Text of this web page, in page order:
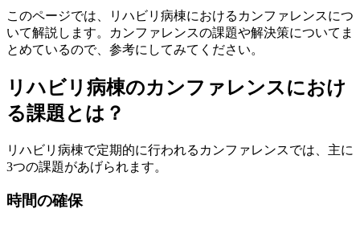
このページでは、リハビリ病棟におけるカンファレンスにつ
いて解説します。カンファレンスの課題や解決策についてま
とめているので、参考にしてみてください。
リハビリ病棟のカンファレンスにおけ
る課題とは？
リハビリ病棟で定期的に行われるカンファレンスでは、主に
3つの課題があげられます。
時間の確保